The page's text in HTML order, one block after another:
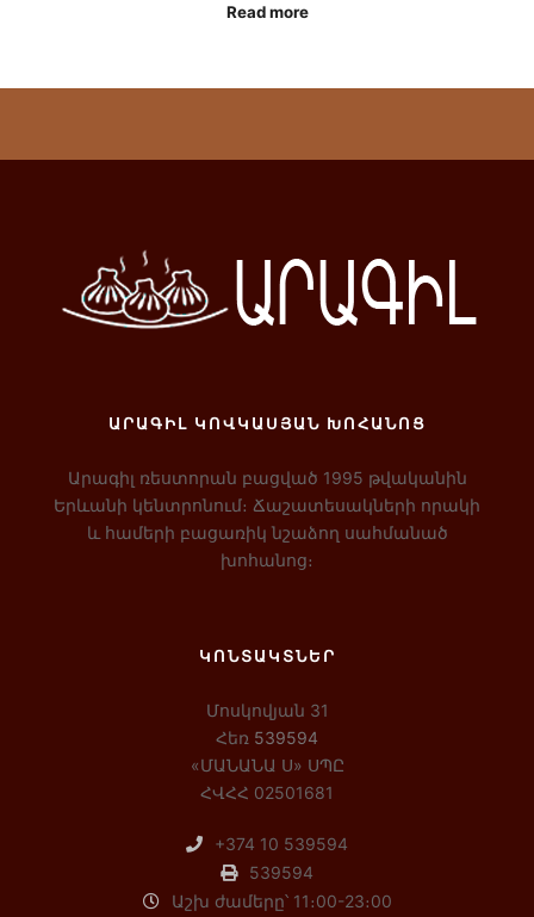
Read more
ԱՐԱԳԻԼ ԿՈՎԿԱՍՅԱՆ ԽՈՀԱՆՈՑ
Արագիլ ռեստորան բացված 1995 թվականին
Երևանի կենտրոնում։ Ճաշատեսակների որակի
և համերի բացառիկ նշաձող սահմանած
խոհանոց։
ԿՈՆՏԱԿՏՆԵՐ
Մոսկովյան 31
Հեռ 539594
«ՄԱՆԱՆԱ Ս» ՍՊԸ
ՀՎՀՀ 02501681
+374 10 539594
539594
Աշխ ժամերը՝ 11։00-23։00